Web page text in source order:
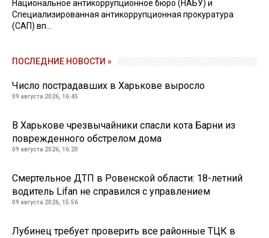
Национальное антикоррупционное бюро (НАБУ) и
Специализированная антикоррупционная прокуратура
(САП) вп...
ПОСЛЕДНИЕ НОВОСТИ »
Число пострадавших в Харькове выросло
09 августа 2026, 16:45
В Харькове чрезвычайники спасли кота Барни из
поврежденного обстрелом дома
09 августа 2026, 16:20
Смертельное ДТП в Ровенской области: 18-летний
водитель Lifan не справился с управлением
09 августа 2026, 15:56
Лубинец требует проверить все районные ТЦК в